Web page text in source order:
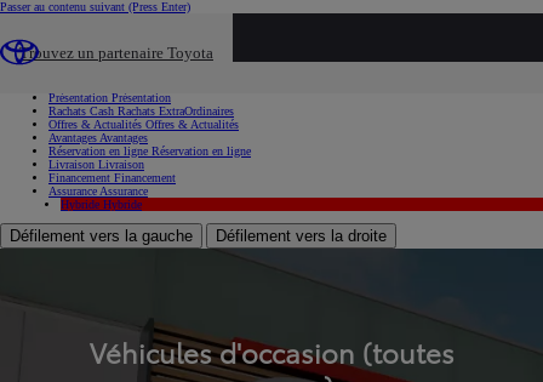
Passer au contenu suivant (Press Enter)
Trouvez un partenaire Toyota
Présentation Présentation
Rachats Cash Rachats ExtraOrdinaires
Offres & Actualités Offres & Actualités
Avantages Avantages
Réservation en ligne Réservation en ligne
Livraison Livraison
Financement Financement
Assurance Assurance
Hybride Hybride
Défilement vers la gauche Défilement vers la droite
Véhicules d'occasion (toutes